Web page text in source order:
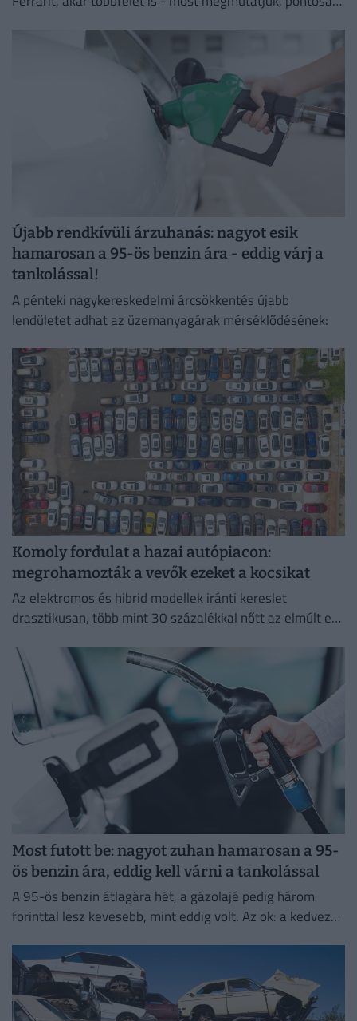
Újabb rendkívüli árzuhanás: nagyot esik
hamarosan a 95-ös benzin ára - eddig várj a
tankolással!
A pénteki nagykereskedelmi árcsökkentés újabb
lendületet adhat az üzemanyagárak mérséklődésének:
Komoly fordulat a hazai autópiacon:
megrohamozták a vevők ezeket a kocsikat
Az elektromos és hibrid modellek iránti kereslet
drasztikusan, több mint 30 százalékkal nőtt az elmúlt egy
Most futott be: nagyot zuhan hamarosan a 95-
ös benzin ára, eddig kell várni a tankolással
A 95-ös benzin átlagára hét, a gázolajé pedig három
forinttal lesz kevesebb, mint eddig volt. Az ok: a kedvező